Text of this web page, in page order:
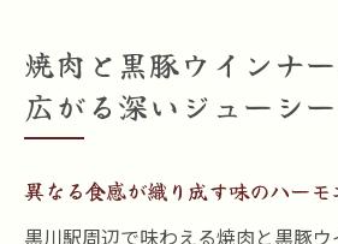
焼肉と黒豚ウインナ
広がる深いジューシ
異なる食感が織り成す味のハーモ
黒川駅周辺で味わえる焼肉と黒豚